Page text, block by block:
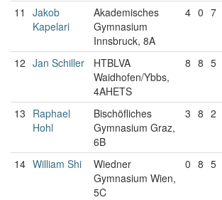
11
Jakob
Kapelari
Akademisches
Gymnasium
Innsbruck, 8A
4 0 7
12 Jan Schiller
HTBLVA
Waidhofen/Ybbs,
4AHETS
8 8 5
13 Raphael
Hohl
Bischöfliches
Gymnasium Graz,
6B
3 8 2
14 William Shi
Wiedner
Gymnasium Wien,
5C
0 8 5